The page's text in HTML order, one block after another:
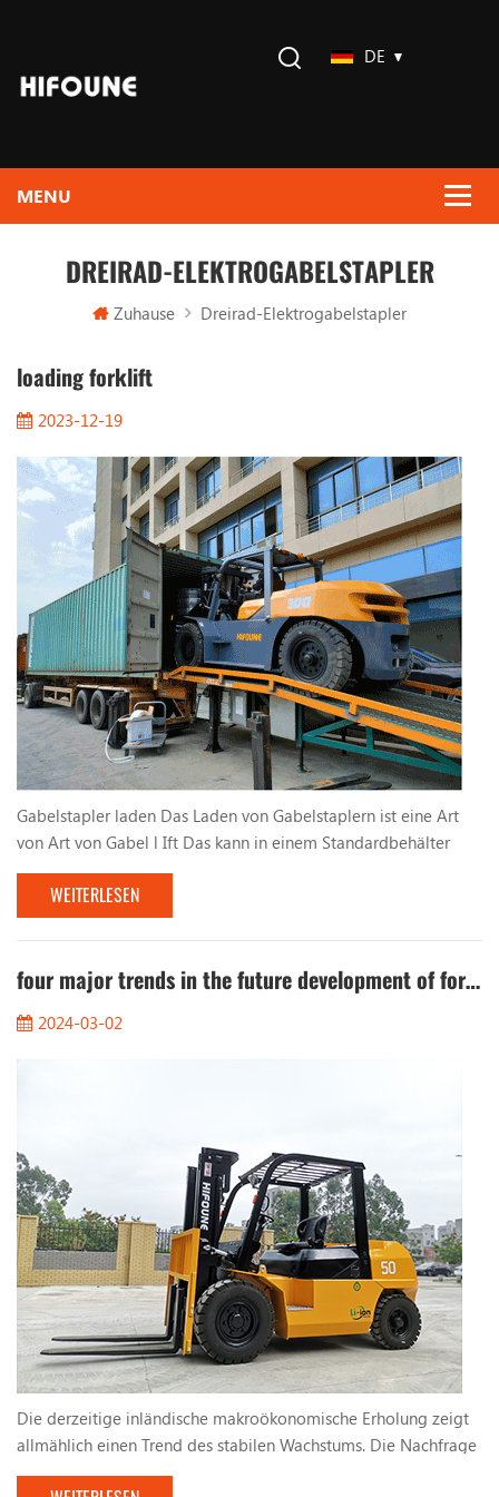
DE
DREIRAD-ELEKTROGABELSTAPLER
Zuhause Dreirad-Elektrogabelstapler
loading forklift
2023-12-19
Gabelstapler laden Das Laden von Gabelstaplern ist eine Art
von Art von Gabel l Ift Das kann in einem Standardbehälter
betrieben werden. Sein maximaler Raddruck ist geringer als
der zulässige Raddruckwert der Standard -Behälter -
Bodenplatte und kann sicher im Container betrieben werden,
der für den Betrieb an den Anschlussklemmen und an anderen
Stellen geeignet ist. Chinas erster Container -Operat...
WEITERLESEN
four major trends in the future development of forklifts
2024-03-02
Die derzeitige inländische makroökonomische Erholung zeigt
allmählich einen Trend des stabilen Wachstums. Die Nachfrage
nach Gabelstapeln erhöhte. Die vom Land umsetzten aktiven